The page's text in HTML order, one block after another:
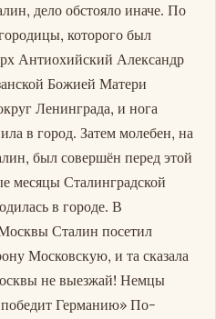
дело обстояло иначе. По
которого был
Антиохийский Александр
Божией Матери
Ленинграда, и нога
в город. Затем молебен, на
был совершён перед этой
месяцы Сталинградской
в городе. В
Сталин посетил
Московскую, и та сказала
не выезжай! Немцы
победит Германию» По-